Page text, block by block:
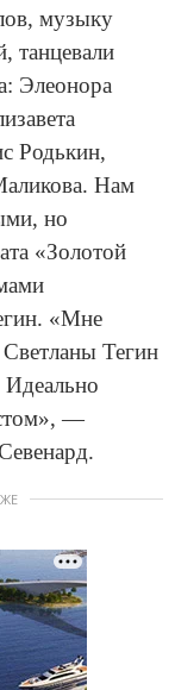
музыку
танцевали
Элеонора
Родькин,
Нам
но
«Золотой
«Мне
Тегин
Идеально
—